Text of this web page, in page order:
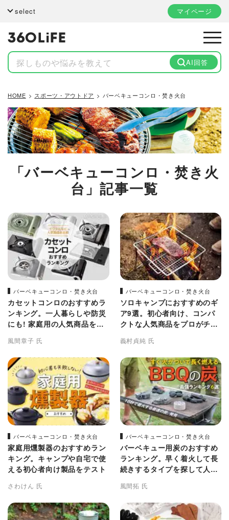
select マイページ
AI回答
HOME スポーツ・アウトドア バーベキューコンロ・焚き火台
「バーベキューコンロ・焚き火
台」記事一覧
バーベキューコンロ・焚き火台
カセットコンロのおすすめラ
ンキング。一人暮らしや防災
にも! 家庭用の人気商品を比
風間章子 氏
バーベキューコンロ・焚き火台
ソロキャンプにおすすめのギ
ア9選。初心者向け、コンパ
クトな人気商品をプロがチェ
義村貞純 氏
バーベキューコンロ・焚き火台
家庭用燻製器のおすすめラン
キング。キャンプや自宅で使
える初心者向け製品をテスト
さわけん 氏
バーベキューコンロ・焚き火台
バーベキュー用炭のおすすめ
ランキング。早く着火して長
続きするタイプを探して人気
風間拓 氏